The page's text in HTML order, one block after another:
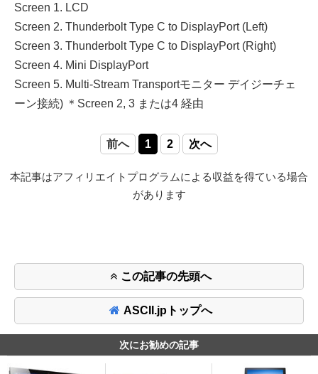
Screen 1. LCD
Screen 2. Thunderbolt Type C to DisplayPort (Left)
Screen 3. Thunderbolt Type C to DisplayPort (Right)
Screen 4. Mini DisplayPort
Screen 5. Multi-Stream Transportモニター デイジーチェ
ーン接続) ＊Screen 2, 3 または4 経由
前へ 1 2 次へ
本記事はアフィリエイトプログラムによる収益を得ている場合
があります
この記事の先頭へ
ASCII.jpトップへ
次にお勧めの記事